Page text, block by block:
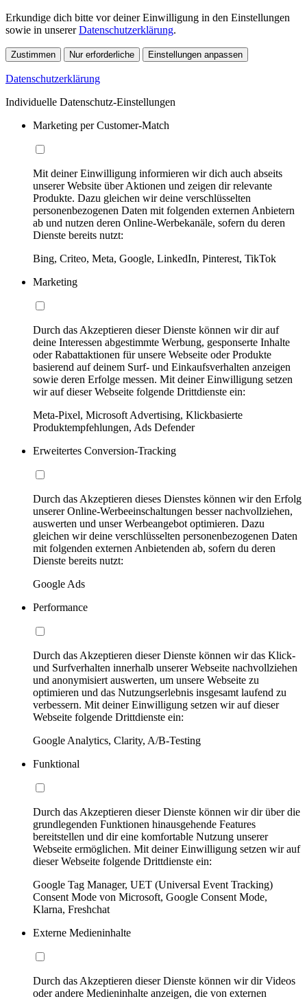
Erkundige dich bitte vor deiner Einwilligung in den Einstellungen
sowie in unsererDatenschutzerklärung.
Zustimmen Nur erforderliche Einstellungen anpassen
Datenschutzerklärung
Individuelle Datenschutz-Einstellungen
Marketing per Customer-Match
Mit deiner Einwilligung informieren wir dich auch abseits
unserer Website über Aktionen und zeigen dir relevante
Produkte. Dazu gleichen wir deine verschlüsselten
personenbezogenen Daten mit folgenden externen Anbietern
ab und nutzen deren Online-Werbekanäle, sofern du deren
Dienste bereits nutzt:
Bing, Criteo, Meta, Google, LinkedIn, Pinterest, TikTok
Marketing
Durch das Akzeptieren dieser Dienste können wir dir auf
deine Interessen abgestimmte Werbung, gesponserte Inhalte
oder Rabattaktionen für unsere Webseite oder Produkte
basierend auf deinem Surf- und Einkaufsverhalten anzeigen
sowie deren Erfolge messen. Mit deiner Einwilligung setzen
wir auf dieser Webseite folgende Drittdienste ein:
Meta-Pixel, Microsoft Advertising, Klickbasierte
Produktempfehlungen, Ads Defender
Erweitertes Conversion-Tracking
Durch das Akzeptieren dieses Dienstes können wir den Erfolg
unserer Online-Werbeeinschaltungen besser nachvollziehen,
auswerten und unser Werbeangebot optimieren. Dazu
gleichen wir deine verschlüsselten personenbezogenen Daten
mit folgenden externen Anbietenden ab, sofern du deren
Dienste bereits nutzt:
Google Ads
Performance
Durch das Akzeptieren dieser Dienste können wir das Klick-
und Surfverhalten innerhalb unserer Webseite nachvollziehen
und anonymisiert auswerten, um unsere Webseite zu
optimieren und das Nutzungserlebnis insgesamt laufend zu
verbessern. Mit deiner Einwilligung setzen wir auf dieser
Webseite folgende Drittdienste ein:
Google Analytics, Clarity, A/B-Testing
Funktional
Durch das Akzeptieren dieser Dienste können wir dir über die
grundlegenden Funktionen hinausgehende Features
bereitstellen und dir eine komfortable Nutzung unserer
Webseite ermöglichen. Mit deiner Einwilligung setzen wir auf
dieser Webseite folgende Drittdienste ein:
Google Tag Manager, UET (Universal Event Tracking)
Consent Mode von Microsoft, Google Consent Mode,
Klarna, Freshchat
Externe Medieninhalte
Durch das Akzeptieren dieser Dienste können wir dir Videos
oder andere Medieninhalte anzeigen, die von externen